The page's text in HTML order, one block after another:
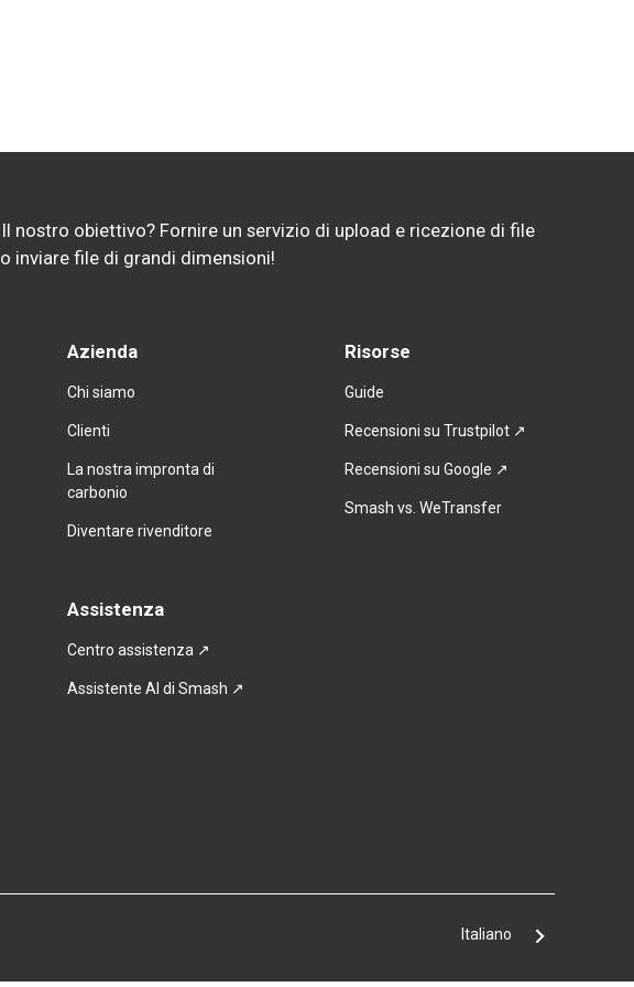
nostro obiettivo? Fornire un servizio di upload e ricezione di file
inviare file di grandi dimensioni!
Azienda
Chi siamo
Clienti
La nostra impronta di
carbonio
Diventare rivenditore
Assistenza
Centro assistenza ↗
Assistente AI di Smash ↗
Risorse
Guide
Recensioni su Trustpilot ↗
Recensioni su Google ↗
Smash vs. WeTransfer
Italiano